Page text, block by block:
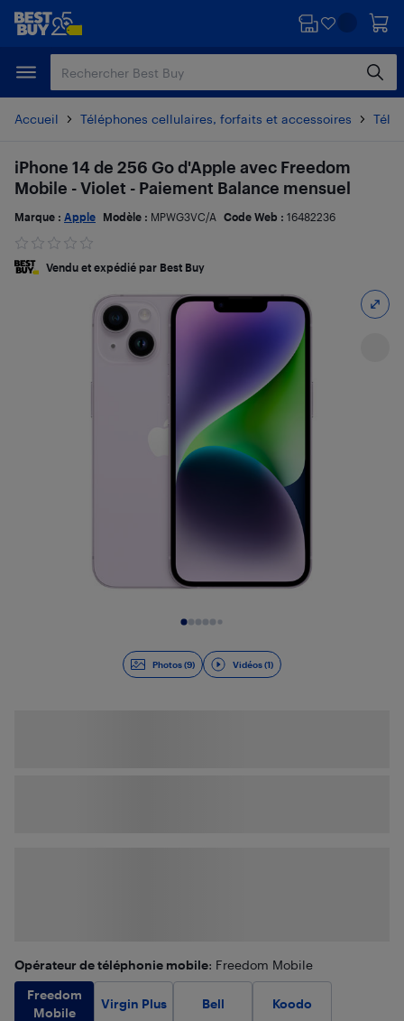
Passer
principal
Passer
Accueil Téléphones cellulaires, forfaits et accessoires
Photos (9) Vidéos (1)
iPhone 14 de 256 Go d'Apple avec Freedom
Mobile - Violet - Paiement Balance mensuel
Marque : Apple Modèle : MPWG3VC/A Code Web : 16482236
Vendu et expédié par Best Buy
Opérateur de téléphonie mobile: Freedom Mobile
Freedom
Mobile
Virgin Plus Bell Koodo